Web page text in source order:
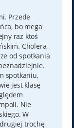
Przede
bo mega
raz ktoś
Cholera,
od spotkania
spotkaniu,
jest klasę
Nie
W
trochę